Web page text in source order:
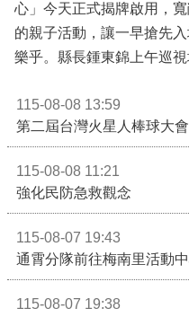
心」今天正式揭牌啟用，
的親子活動，讓一早搶先
115-08-08 13:59
115-08-08 11:21
強化民防急救觀念
115-08-07 19:43
通霄分隊前往梅南里活動
115-08-07 19:38